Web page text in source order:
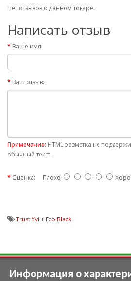
Нет отзывов о данном товаре.
Написать отзыв
Ваше имя:
Ваш отзыв:
Примечание: HTML разметка не
обычный текст.
Оценка: Плохо
Trust Yvi + Eco Black
Информация о